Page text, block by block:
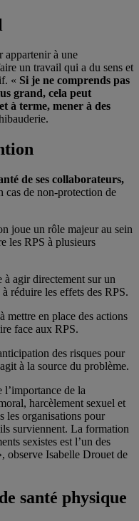
appartenir à une
un travail qui a du sens et
« Si je ne comprends pas
grand, cela peut
à terme, mener à des
de ses collaborateurs,
cas de non-protection de
joue un rôle majeur au sein
les RPS à plusieurs
à agir directement sur un
réduire les effets des RPS.
mettre en place des actions
face aux RPS.
des risques pour
à la source du problème.
de la
harcèlement sexuel et
les organisations pour
surviennent. La formation
sexistes est l’un des
observe Isabelle Drouet de
santé physique